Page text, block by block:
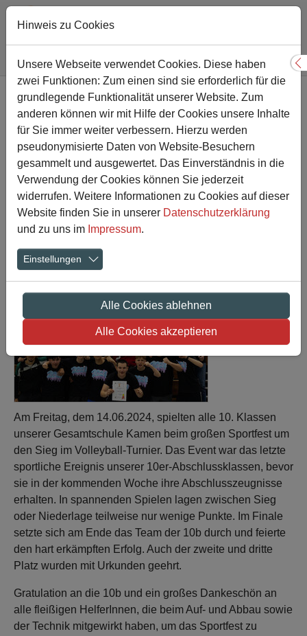
Zum Hauptinhalt springen
Sie sind hier:
Gesamtschule Nachricht
10b gewinnt Sportfest des
10. Jahrgangs
15.06.2024
Show larger version Show larger version
Am Freitag, dem 14.06.2024, spielten alle 10. Klassen
unserer Gesamtschule Kamen beim großen Sportfest um
den Sieg im Volleyball-Turnier. Das Event war das letzte
sportliche Ereignis unserer 10er-Abschlussklassen, bevor
sie in der kommenden Woche ihre Abschlusszeugnisse
erhalten. In spannenden Spielen lagen zwischen Sieg
oder Niederlage teilweise nur wenige Punkte. Im Finale
setzte sich am Ende das Team der 10b durch und feierte
den hart erkämpften Erfolg. Auch der zweite und dritte
Platz wurden mit Urkunden geehrt.
Gratulation an die 10b und ein großes Dankeschön an
alle fleißigen HelferInnen, die beim Auf- und Abbau sowie
der Technik mitgewirkt haben, um das Sportfest zu
Hinweis zu Cookies
Unsere Webseite verwendet Cookies. Diese haben
zwei Funktionen: Zum einen sind sie erforderlich für die
grundlegende Funktionalität unserer Website. Zum
anderen können wir mit Hilfe der Cookies unsere Inhalte
für Sie immer weiter verbessern. Hierzu werden
pseudonymisierte Daten von Website-Besuchern
gesammelt und ausgewertet. Das Einverständnis in die
Verwendung der Cookies können Sie jederzeit
widerrufen. Weitere Informationen zu Cookies auf dieser
Website finden Sie in unserer Datenschutzerklärung
und zu uns im Impressum.
Einstellungen
Alle Cookies ablehnen
Alle Cookies akzeptieren